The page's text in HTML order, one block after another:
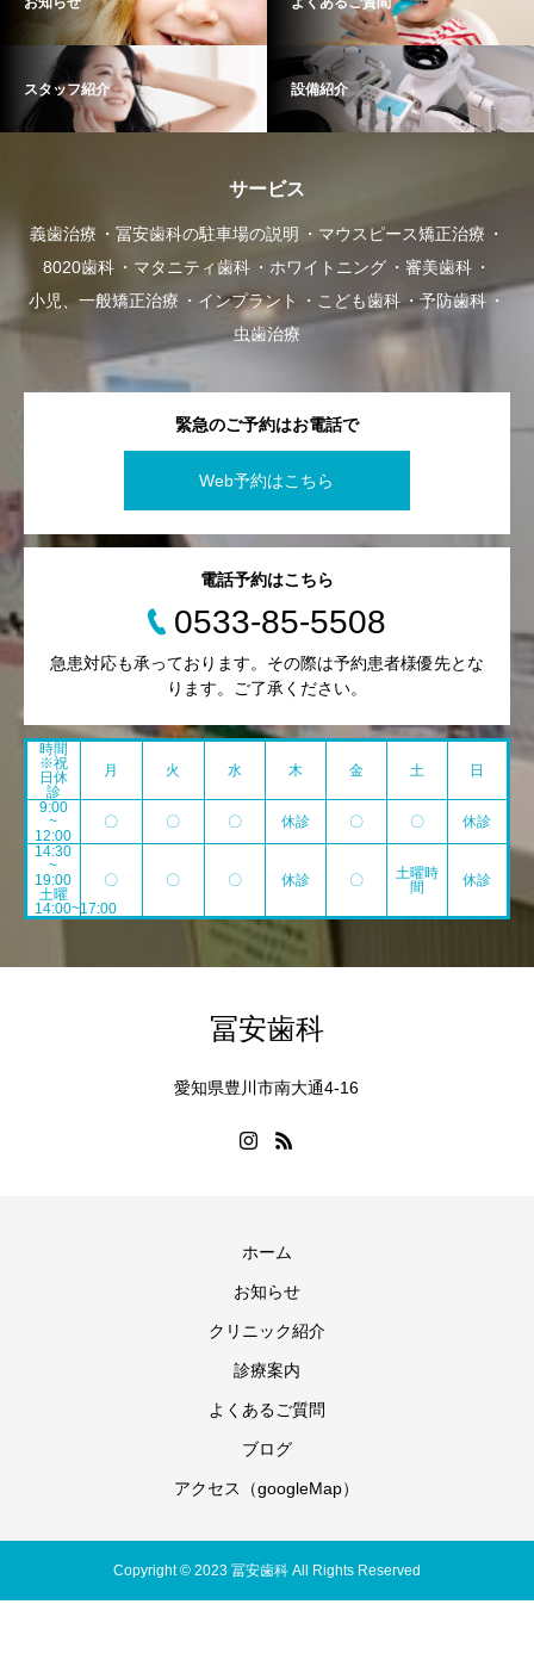
スタッフ紹介 設備紹介
サービス
義歯治療 冨安歯科の駐車場の説明
マウスピース矯正治療
8020歯科
マタニティ歯科 ホワイトニング
審美歯科
小児、一般矯正治療
インプラント こども歯科
予防歯科
虫歯治療
緊急のご予約はお電話で
Web予約はこちら
電話予約はこちら
0533-85-5508
急患対応も承っております。その際は予約患者様優先とな
ります。ご了承ください。
時間
※祝
日休
診
月 火 水 木 金 土 日
9:00
~
12:00
〇 〇 〇 休診 〇 〇
休診
14:30
~
19:00
土曜
14:00~17:00
〇 〇 〇 休診 〇
土曜時
間
休診
冨安歯科
愛知県豊川市南大通4-16
ホーム
お知らせ
クリニック紹介
診療案内
よくあるご質問
ブログ
アクセス（googleMap）
Copyright © 2023 冨安歯科 All Rights Reserved